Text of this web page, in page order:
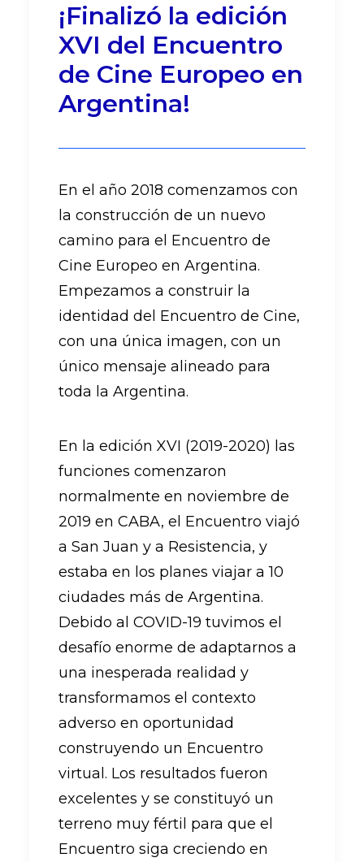
¡Finalizó la edición
XVI del Encuentro
de Cine Europeo en
Argentina!
En el año 2018 comenzamos con
la construcción de un nuevo
camino para el Encuentro de
Cine Europeo en Argentina.
Empezamos a construir la
identidad del Encuentro de Cine,
con una única imagen, con un
único mensaje alineado para
toda la Argentina.
En la edición XVI (2019-2020) las
funciones comenzaron
normalmente en noviembre de
2019 en CABA, el Encuentro viajó
a San Juan y a Resistencia, y
estaba en los planes viajar a 10
ciudades más de Argentina.
Debido al COVID-19 tuvimos el
desafío enorme de adaptarnos a
una inesperada realidad y
transformamos el contexto
adverso en oportunidad
construyendo un Encuentro
virtual. Los resultados fueron
excelentes y se constituyó un
terreno muy fértil para que el
Encuentro siga creciendo en